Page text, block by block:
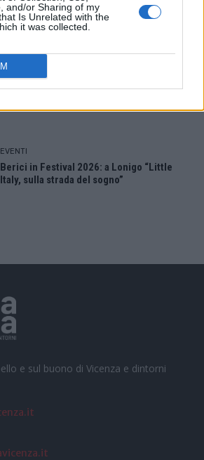
and/or Sharing of my
Is Unrelated with the
it was collected.
Paolo Gnutti premiato come eccellenza
veneta nel mondo all’International
Scledum film festival
EVENTI
Berici in Festival 2026: a Lonigo “Little
Italy, sulla strada del sogno”
e sul buono di Vicenza e dintorni